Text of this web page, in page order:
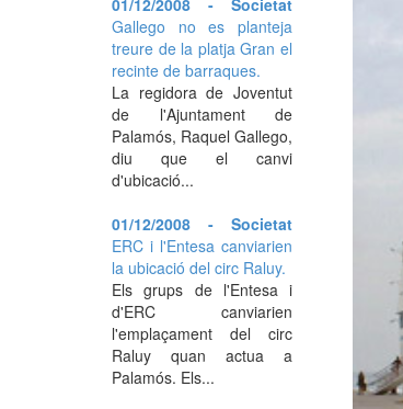
01/12/2008 - Societat
Gallego no es planteja
treure de la platja Gran el
recinte de barraques.
La regidora de Joventut
de l'Ajuntament de
Palamós, Raquel Gallego,
diu que el canvi
d'ubicació...
01/12/2008 - Societat
ERC i l'Entesa canviarien
la ubicació del circ Raluy.
Els grups de l'Entesa i
d'ERC canviarien
l'emplaçament del circ
Raluy quan actua a
Palamós. Els...